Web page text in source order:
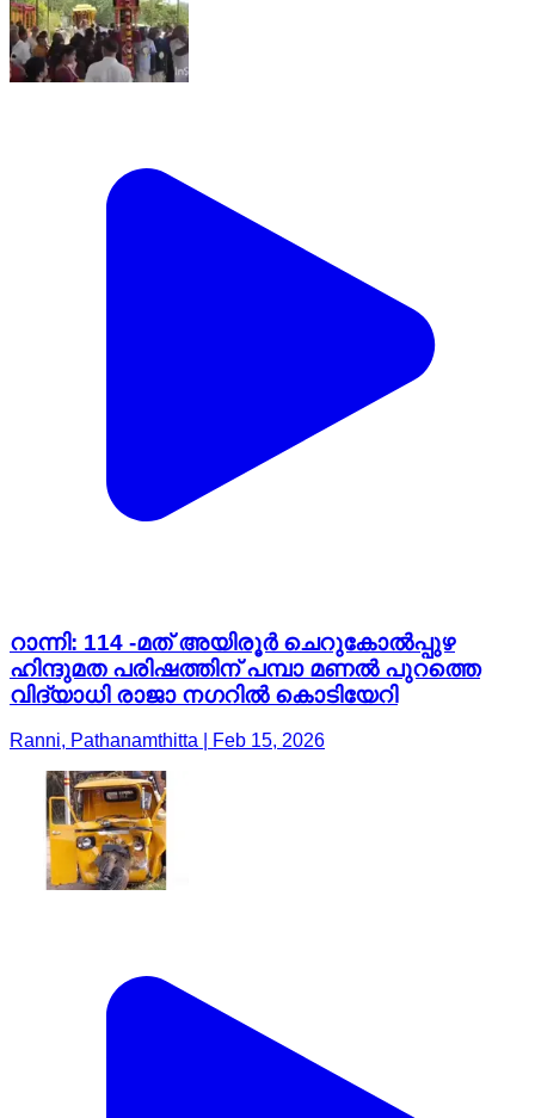
റാന്നി: 114 -മത് അയിരൂർ ചെറുകോൽപ്പുഴ
ഹിന്ദുമത പരിഷത്തിന് പമ്പാ മണൽ പുറത്തെ
വിദ്യാധി രാജാ നഗറിൽ കൊടിയേറി
Ranni, Pathanamthitta | Feb 15, 2026